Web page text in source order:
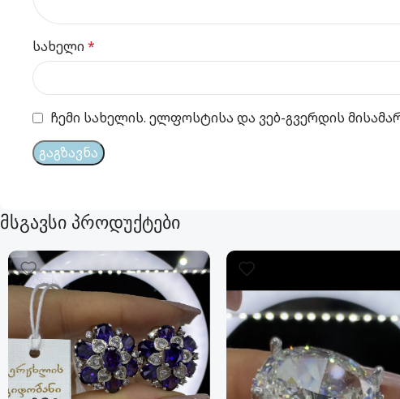
სახელი*
ჩემი სახელის. ელფოსტისა და ვებ-გვერდის
მსგავსი პროდუქტები